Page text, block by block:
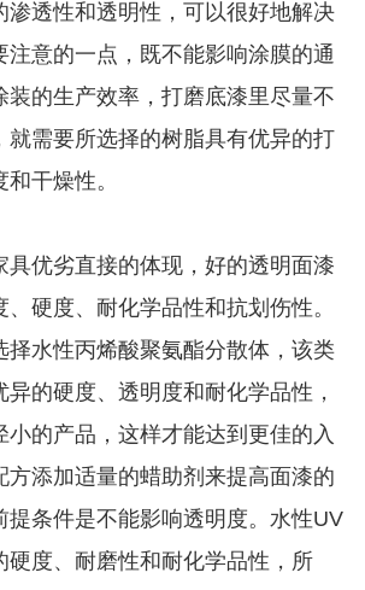
渗透性和透明性，可以很好地解决
注意的一点，既不能影响涂膜的通
装的生产效率，打磨底漆里尽量不
就需要所选择的树脂具有优异的打
干燥性。
具优劣直接的体现，好的透明面漆
硬度、耐化学品性和抗划伤性。
择水性丙烯酸聚氨酯分散体，该类
的硬度、透明度和耐化学品性，
小的产品，这样才能达到更佳的入
方添加适量的蜡助剂来提高面漆的
提条件是不能影响透明度。水性UV
硬度、耐磨性和耐化学品性，所